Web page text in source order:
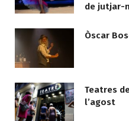
de jutjar-
Òscar
Teatres
l’agost